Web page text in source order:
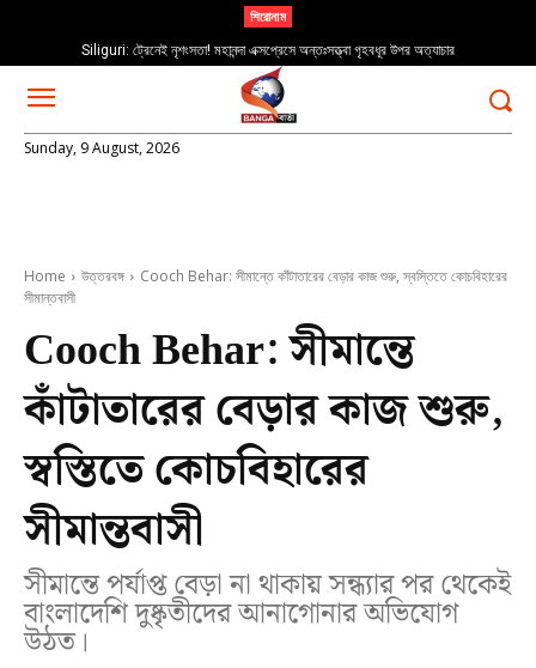
শিরোনাম
Siliguri: ট্রেনেই নৃশংসতা! মহানন্দা এক্সপ্রেসে অন্তঃসত্ত্বা গৃহবধূর উপর অত্যাচার
Sunday, 9 August, 2026
Home উত্তরবঙ্গ
Cooch Behar: সীমান্তে কাঁটাতারের বেড়ার কাজ শুরু, স্বস্তিতে কোচবিহারের
সীমান্তবাসী
Cooch Behar: সীমান্তে
কাঁটাতারের বেড়ার কাজ শুরু,
স্বস্তিতে কোচবিহারের
সীমান্তবাসী
সীমান্তে পর্যাপ্ত বেড়া না থাকায় সন্ধ্যার পর থেকেই
বাংলাদেশি দুষ্কৃতীদের আনাগোনার অভিযোগ
উঠত।